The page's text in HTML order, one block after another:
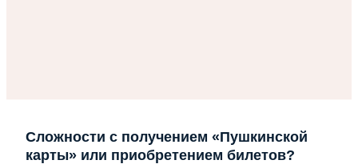
Сложности с получением «Пушкинской
карты» или приобретением билетов?